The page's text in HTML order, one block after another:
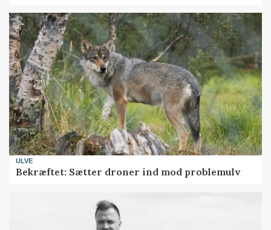
ULVE
Bekræftet: Sætter droner ind mod problemulv